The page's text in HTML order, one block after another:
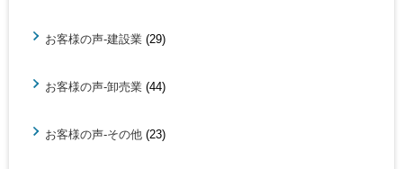
お客様の声-建設業 (29)
お客様の声-卸売業 (44)
お客様の声-その他 (23)